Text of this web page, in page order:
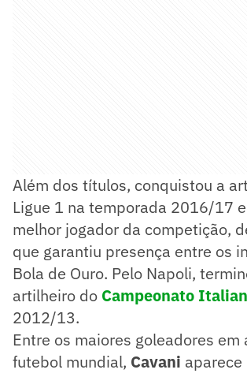
Além dos títulos, conquistou a
Ligue 1 na temporada 2016/17
melhor jogador da competição,
que garantiu presença entre os
Bola de Ouro. Pelo Napoli,
artilheiro do Campeonato
2012/13.
Entre os maiores goleadores
futebol mundial, Cavani